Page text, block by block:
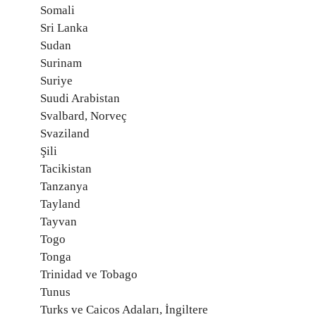
Somali
Sri Lanka
Sudan
Surinam
Suriye
Suudi Arabistan
Svalbard, Norveç
Svaziland
Şili
Tacikistan
Tanzanya
Tayland
Tayvan
Togo
Tonga
Trinidad ve Tobago
Tunus
Turks ve Caicos Adaları, İngiltere